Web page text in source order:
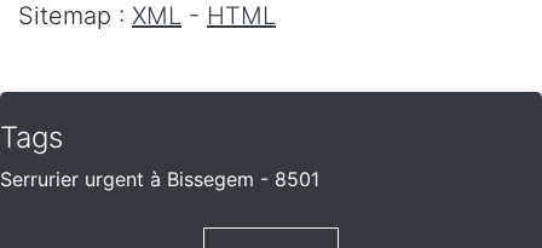
Sitemap : XML - HTML
Tags
Serrurier urgent à Bissegem - 8501